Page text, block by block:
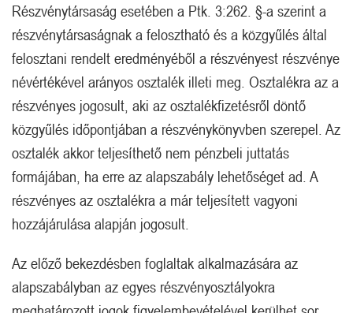
Részvénytársaság esetében a Ptk. 3:262. §-a szerint a
részvénytársaságnak a felosztható és a közgyűlés által
felosztani rendelt eredményéből a részvényest részvénye
névértékével arányos osztalék illeti meg. Osztalékra az a
részvényes jogosult, aki az osztalékfizetésről döntő
közgyűlés időpontjában a részvénykönyvben szerepel. Az
osztalék akkor teljesíthető nem pénzbeli juttatás
formájában, ha erre az alapszabály lehetőséget ad. A
részvényes az osztalékra a már teljesített vagyoni
hozzájárulása alapján jogosult.
Az előző bekezdésben foglaltak alkalmazására az
alapszabályban az egyes részvényosztályokra